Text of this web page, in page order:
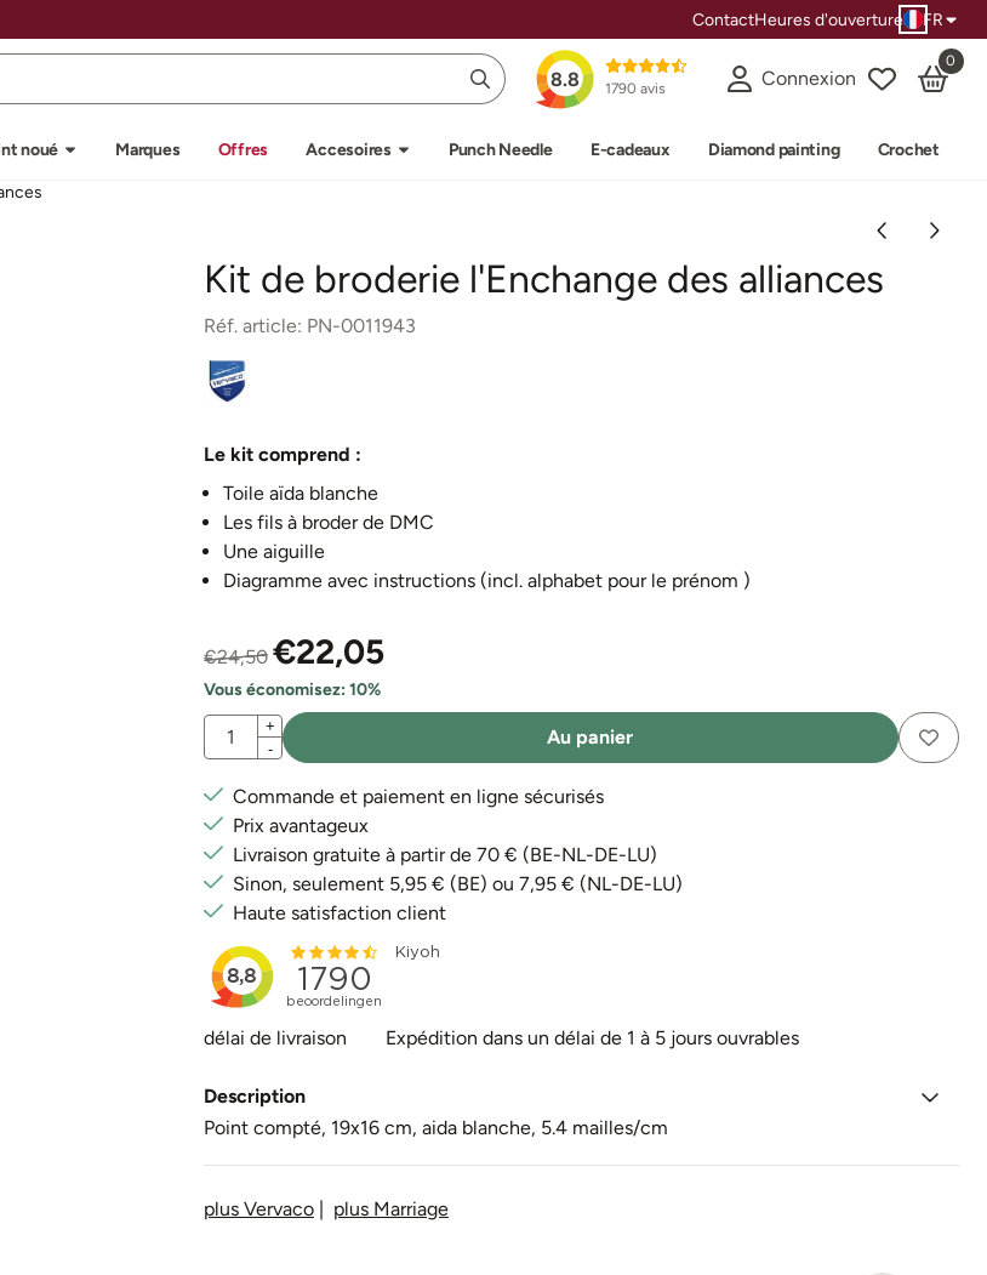
ContactHeures d'ouverture FR
8.8 1790 avis Connexion
0
noué Marques Offres Accesoires Punch Needle E-cadeaux Diamond painting Crochet
Kit de broderie l'Enchange des alliances
Réf. article: PN-0011943
Le kit comprend :
Toile aïda blanche
Les fils à broder de DMC
Une aiguille
Diagramme avec instructions (incl. alphabet pour le prénom )
€24,50 €22,05
Vous économisez:10%
Quantité
+
-
Au panier
Commande et paiement en ligne sécurisés
Prix avantageux
Livraison gratuite à partir de 70 € (BE-NL-DE-LU)
Sinon, seulement 5,95 € (BE) ou 7,95 € (NL-DE-LU)
Haute satisfaction client
délai de livraison Expédition dans un délai de 1 à 5 jours ouvrables
Description
Point compté, 19x16 cm, aida blanche, 5.4 mailles/cm
plus Vervaco| plus Marriage